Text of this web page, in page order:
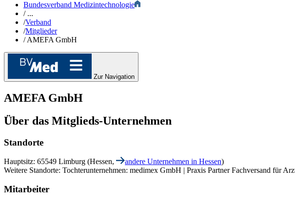
Bundesverband Medizintechnologie
/...
/Verband
/Mitglieder
/AMEFA GmbH
Zur Navigation
AMEFA GmbH
Über das Mitglieds-Unternehmen
Standorte
Hauptsitz: 65549 Limburg (Hessen, andere Unternehmen in Hessen)
Weitere Standorte: Tochterunternehmen: medimex GmbH | Praxis Partner Fachversand für
Mitarbeiter